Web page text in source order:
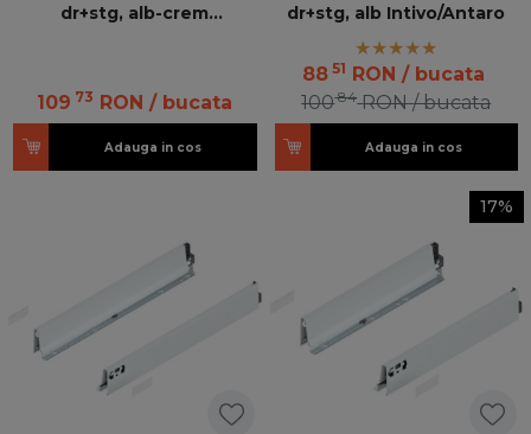
dr+stg, alb-crem
109 73 RON / bucata
Adauga in cos
dr+stg, alb Intivo/Antaro
88 51 RON / bucata
10084 RON / bucata
Adauga in cos
17%